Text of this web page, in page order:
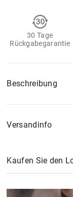
30 Tage
Rückgabegarantie
Beschreibung
Versandinfo
Kaufen Sie den